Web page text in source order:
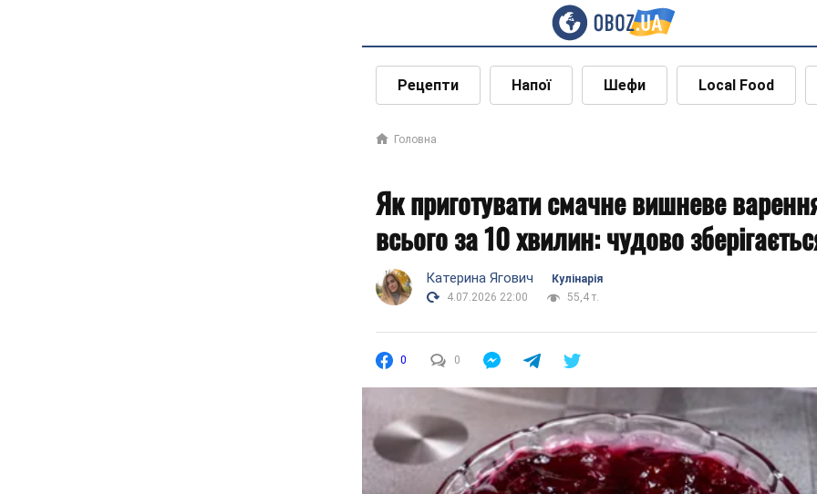
Рецепти Напої Шефи Local Food
Головна
Як приготувати смачне вишневе
всього за 10 хвилин: чудово
Катерина Ягович
Кулінарія
4.07.2026 22:00
55,4 т.
0 0